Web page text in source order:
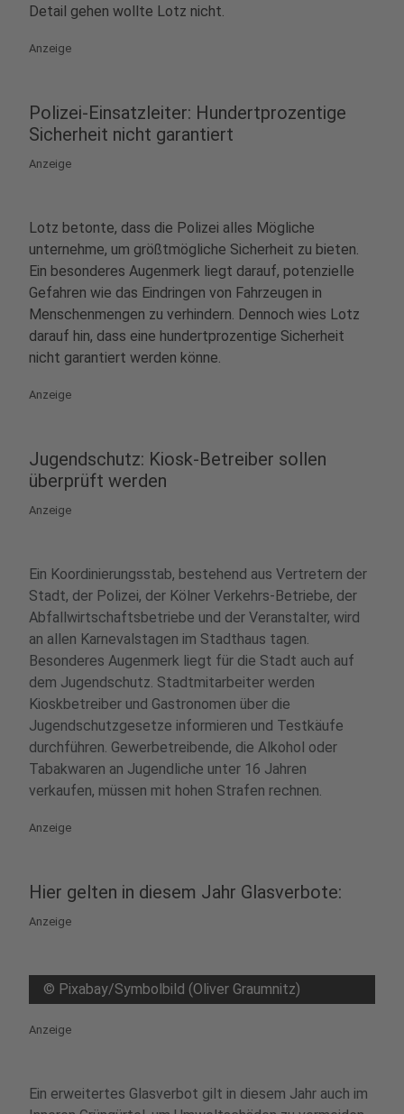
Detail gehen wollte Lotz nicht.
Anzeige
Polizei-Einsatzleiter: Hundertprozentige
Sicherheit nicht garantiert
Anzeige
Lotz betonte, dass die Polizei alles Mögliche
unternehme, um größtmögliche Sicherheit zu bieten.
Ein besonderes Augenmerk liegt darauf, potenzielle
Gefahren wie das Eindringen von Fahrzeugen in
Menschenmengen zu verhindern. Dennoch wies Lotz
darauf hin, dass eine hundertprozentige Sicherheit
nicht garantiert werden könne.
Anzeige
Jugendschutz: Kiosk-Betreiber sollen
überprüft werden
Anzeige
Ein Koordinierungsstab, bestehend aus Vertretern der
Stadt, der Polizei, der Kölner Verkehrs-Betriebe, der
Abfallwirtschaftsbetriebe und der Veranstalter, wird
an allen Karnevalstagen im Stadthaus tagen.
Besonderes Augenmerk liegt für die Stadt auch auf
dem Jugendschutz. Stadtmitarbeiter werden
Kioskbetreiber und Gastronomen über die
Jugendschutzgesetze informieren und Testkäufe
durchführen. Gewerbetreibende, die Alkohol oder
Tabakwaren an Jugendliche unter 16 Jahren
verkaufen, müssen mit hohen Strafen rechnen.
Anzeige
Hier gelten in diesem Jahr Glasverbote:
Anzeige
© Pixabay/Symbolbild (Oliver Graumnitz)
Anzeige
Ein erweitertes Glasverbot gilt in diesem Jahr auch im